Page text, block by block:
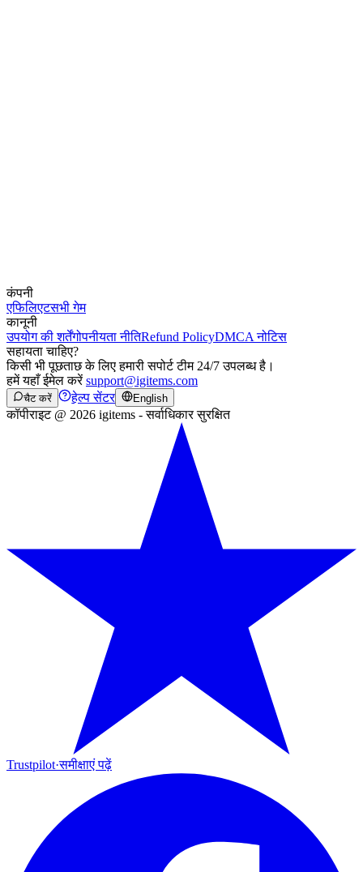
कंपनी
एफिलिएटसभी गेम
कानूनी
उपयोग की शर्तेंगोपनीयता नीतिRefund PolicyDMCA नोटिस
सहायता चाहिए?
किसी भी पूछताछ के लिए हमारी सपोर्ट टीम 24/7 उपलब्ध है।
हमें यहाँ ईमेल करेंsupport@igitems.com
चैट करें हेल्प सेंटर English
कॉपीराइट @ 2026 igitems - सर्वाधिकार सुरक्षित
Trustpilot·समीक्षाएं पढ़ें